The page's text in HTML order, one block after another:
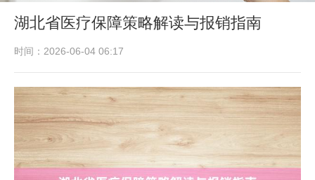
湖北省医疗保障策略解读与报销指南
时间：2026-06-04 06:17